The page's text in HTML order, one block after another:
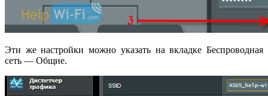
Эти же настройки можно указать на вкладке Беспроводная
сеть — Общие.